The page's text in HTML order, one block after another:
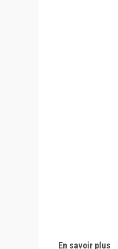
En savoir plus